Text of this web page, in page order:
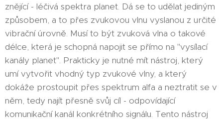
znějící - léčivá spektra planet. Dá se to udělat jediným
způsobem, a to přes zvukovou vlnu vyslanou z určité
vibrační úrovně. Musí to být zvuková vlna o takové
délce, která je schopná napojit se přímo na "vysílací
kanály planet". Prakticky je nutné mít nástroj, který
umí vytvořit vhodný typ zvukové vlny, a který
dokáže prostoupit přes spektrum alfa a neztratit se v
něm, tedy najít přesně svůj cíl - odpovídající
komunikační kanál konkrétního signálu. Tento nástroj